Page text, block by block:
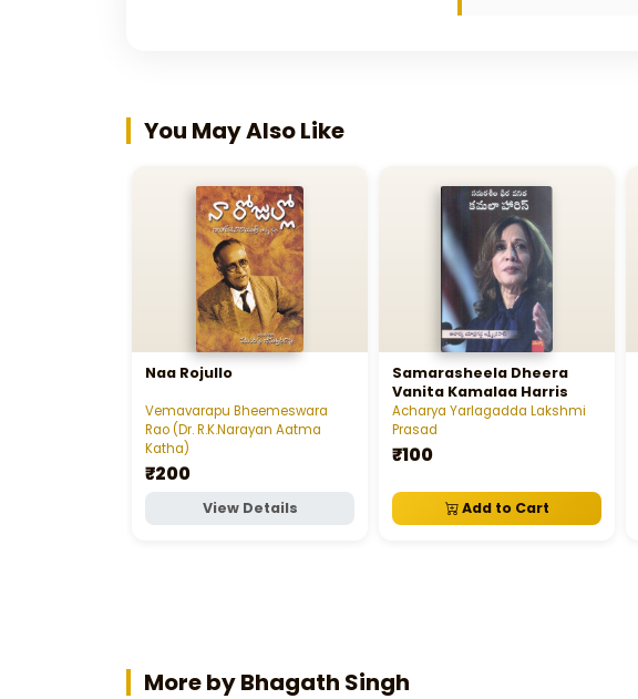
You May Also Like
Naa Rojullo
Vemavarapu Bheemeswara
Rao (Dr. R.K.Narayan Aatma
Katha)
₹200
View Details
Samarasheela Dheera
Vanita Kamalaa Harris
Acharya Yarlagadda Lakshmi
Prasad
₹100
Add to Cart
More by Bhagath Singh